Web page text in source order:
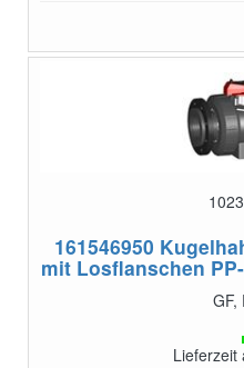
161546950
mit Losflanschen
GF,
Lieferzeit